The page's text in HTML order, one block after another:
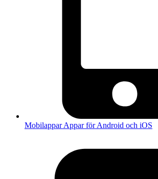
MobilapparAppar för Android och iOS